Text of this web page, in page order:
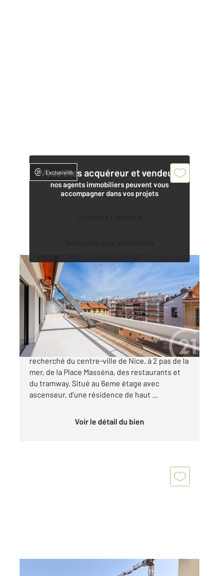
Vous êtes acquéreur et vendeur,
nos agents immobiliers peuvent vous
accompagner dans vos projets
Contacter l'agence
Demander une estimation
Exclusivité
NICE 06
86,85 m2 , 3 pièces
Ref : 2282
Appartement F3 à vendre
1 290 000 €
NICE CARRE D'OR - Dans le quartier le plus
recherché du centre-ville de Nice, à 2 pas de la
mer, de la Place Masséna, des restaurants et
du tramway. Situé au 6eme étage avec
ascenseur, d'une résidence de haut ...
Voir le détail du bien